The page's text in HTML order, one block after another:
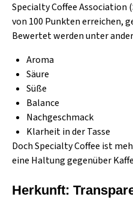
Specialty Coffee Association
von 100 Punkten erreichen,
Bewertet werden unter
Aroma
Säure
Süße
Balance
Nachgeschmack
Klarheit in der Tasse
Doch Specialty Coffee ist
eine Haltung gegenüber
Herkunft: